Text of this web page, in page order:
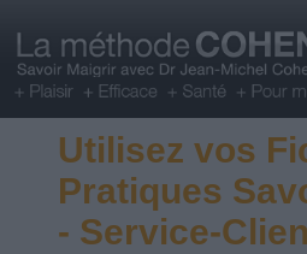
Utilisez vos
Pratiques
- Service-